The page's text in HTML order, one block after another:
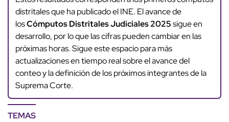
distritales que ha publicado el INE. El avance de
losCómputos Distritales Judiciales 2025sigue en
desarrollo, por lo que las cifras pueden cambiar en las
próximas horas. Sigue este espacio para más
actualizaciones en tiempo real sobre el avance del
conteo y la definición de los próximos integrantes de la
Suprema Corte.
TEMAS